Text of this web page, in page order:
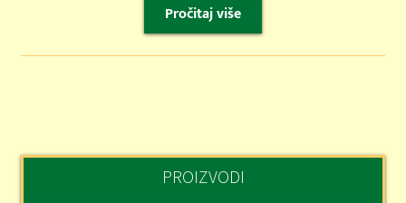
Pročitaj više
PROIZVODI